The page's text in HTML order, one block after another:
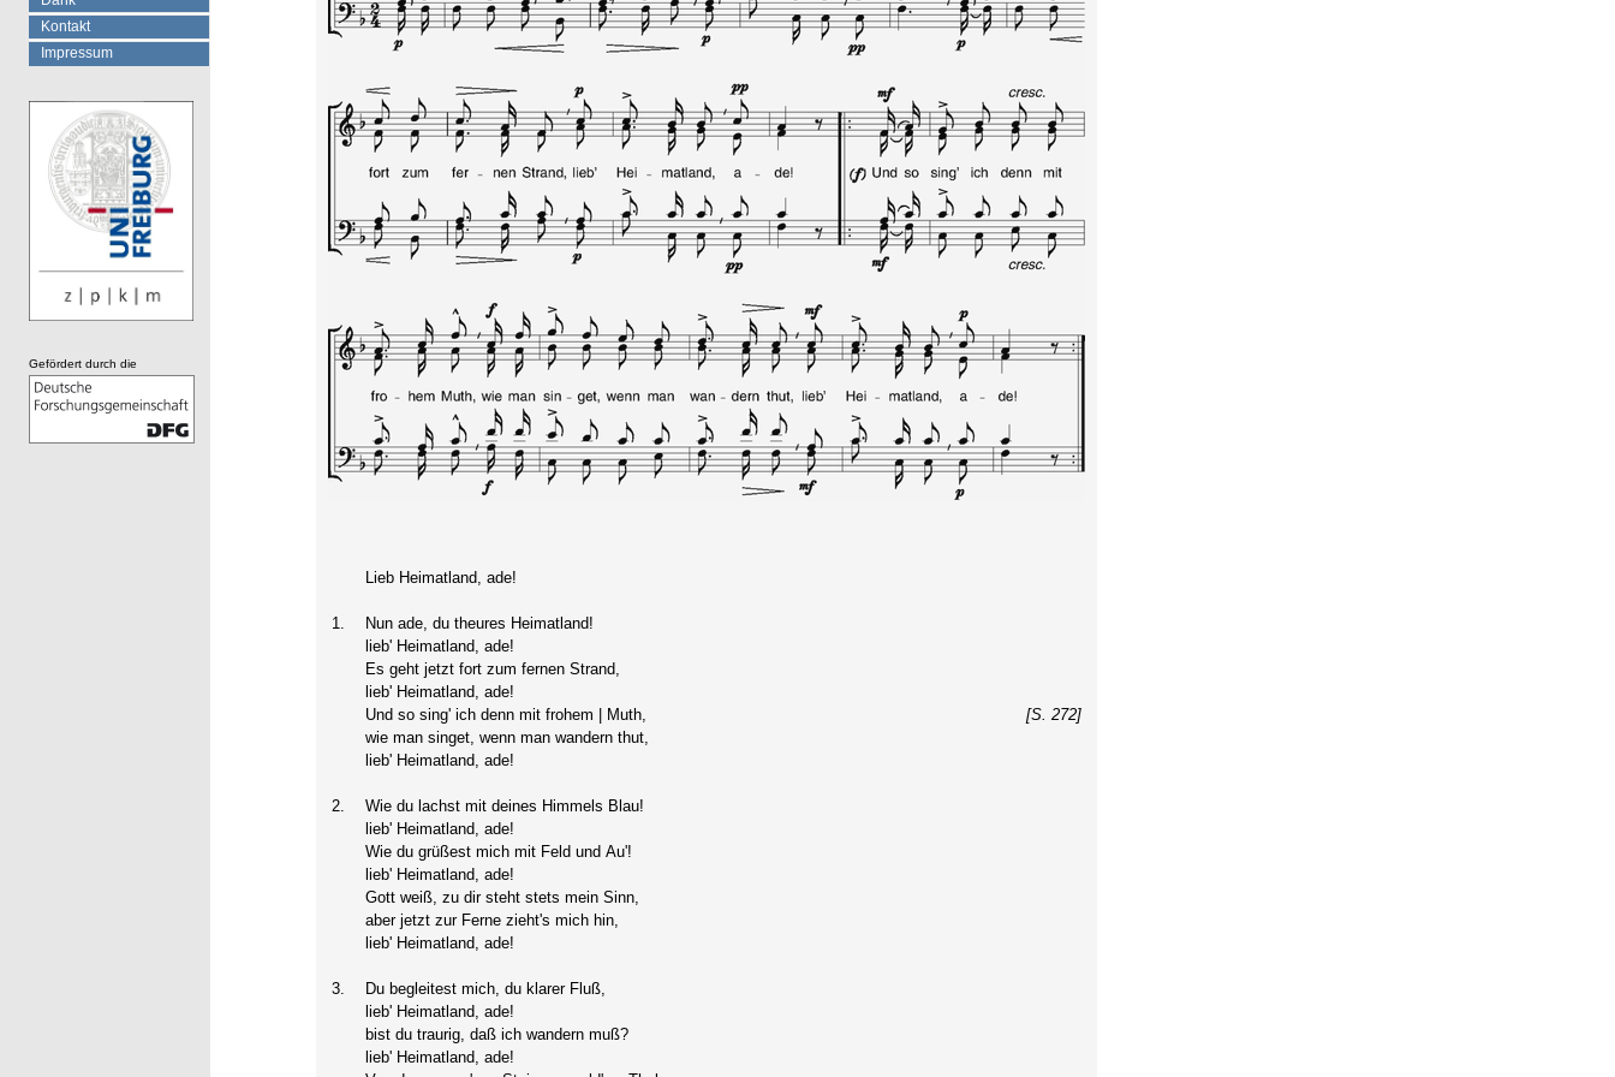
Lieb Heimatland, ade!
1.
Nun ade, du theures Heimatland!
lieb' Heimatland, ade!
Es geht jetzt fort zum fernen Strand,
lieb' Heimatland, ade!
Und so sing' ich denn mit frohem | Muth,
[S. 272]
wie man singet, wenn man wandern thut,
lieb' Heimatland, ade!
2.
Wie du lachst mit deines Himmels Blau!
lieb' Heimatland, ade!
Wie du grüßest mich mit Feld und Au'!
lieb' Heimatland, ade!
Gott weiß, zu dir steht stets mein Sinn,
aber jetzt zur Ferne zieht's mich hin,
lieb' Heimatland, ade!
3.
Du begleitest mich, du klarer Fluß,
lieb' Heimatland, ade!
bist du traurig, daß ich wandern muß?
lieb' Heimatland, ade!
Kontakt
Impressum
Gefördert durch die